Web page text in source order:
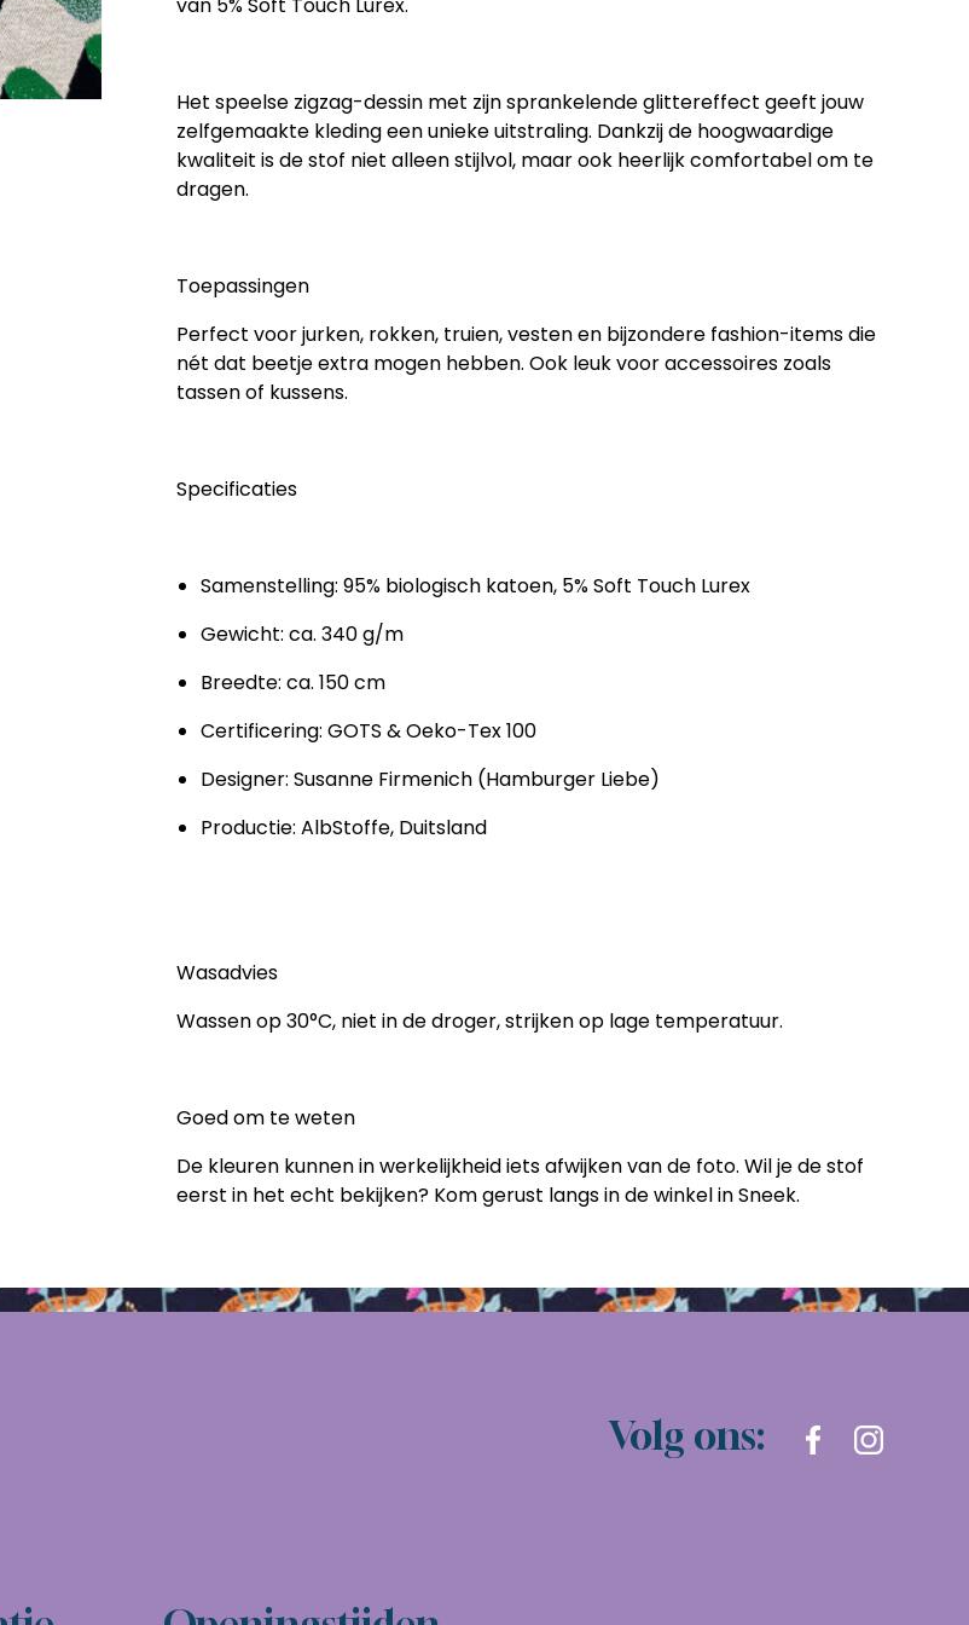
Het speelse zigzag-dessin met zijn sprankelende glittereffect geeft jouw
zelfgemaakte kleding een unieke uitstraling. Dankzij de hoogwaardige
kwaliteit is de stof niet alleen stijlvol, maar ook heerlijk comfortabel om te
dragen.
Toepassingen
Perfect voor jurken, rokken, truien, vesten en bijzondere fashion-items die
nét dat beetje extra mogen hebben. Ook leuk voor accessoires zoals
tassen of kussens.
Specificaties
Samenstelling: 95% biologisch katoen, 5% Soft Touch Lurex
Gewicht: ca. 340 g/m
Breedte: ca. 150 cm
Certificering: GOTS & Oeko-Tex 100
Designer: Susanne Firmenich (Hamburger Liebe)
Productie: AlbStoffe, Duitsland
Wasadvies
Wassen op 30°C, niet in de droger, strijken op lage temperatuur.
Goed om te weten
De kleuren kunnen in werkelijkheid iets afwijken van de foto. Wil je de stof
eerst in het echt bekijken? Kom gerust langs in de winkel in Sneek.
Volg ons: